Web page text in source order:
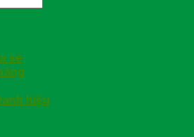
sẻ
hiệu